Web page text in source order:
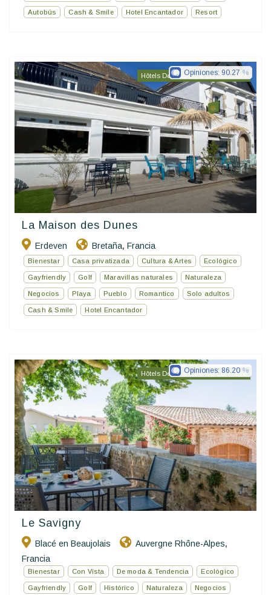
Autobús Cash & Smile Hotel Encantador Resort
Hôtels De Charme & De Caractère
La Maison des Dunes
Erdeven Bretaña, Francia
Opiniones: 90.27
Bienestar Casa privatizada Cultura & Artes Ecológico
Gayfriendly Golf Maravillas naturales Naturaleza
Negocios Playa Pueblo Romantico Solo adultos
Cash & Smile Hotel Encantador
Hôtels De Charme & De Caractère
Le Savigny
Blacé en Beaujolais Auvergne Rhône-Alpes,
Francia
Opiniones: 86.20
Bienestar Con Vista De moda & Tendencia Ecológico
Gayfriendly Golf Histórico Naturaleza Negocios